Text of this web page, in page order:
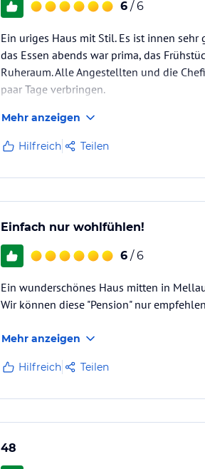
6 / 6
Ein uriges Haus mit Stil. Es ist innen
das Essen abends war prima, das
Ruheraum. Alle Angestellten und die
paar Tage verbringen.
Mehr anzeigen
Hilfreich Teilen
Einfach nur wohlfühlen!
6 / 6
Ein wunderschönes Haus mitten in
Wir können diese "Pension" nur
Mehr anzeigen
Hilfreich Teilen
48